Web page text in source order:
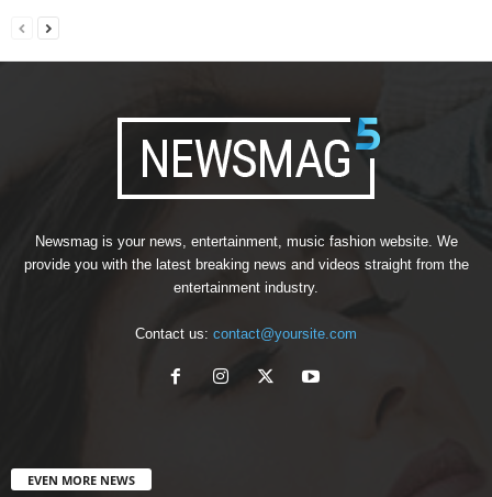
Newsmag is your news, entertainment, music fashion website. We
provide you with the latest breaking news and videos straight from the
entertainment industry.
Contact us: contact@yoursite.com
EVEN MORE NEWS